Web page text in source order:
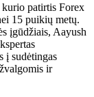
patirtis Forex
15 puikių metų.
įgūdžiais, Aayush
į sudėtingas
ir